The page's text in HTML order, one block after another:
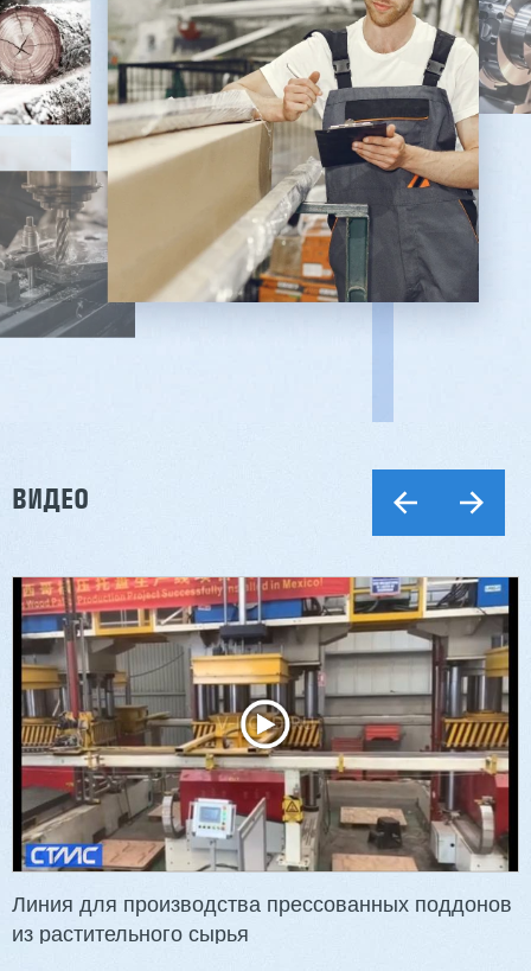
ВИДЕО
Линия для производства прессованных поддонов
из растительного сырья